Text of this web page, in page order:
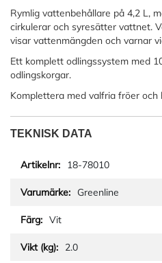
Rymlig vattenbehållare på 4,2 L,
cirkulerar och syresätter vattnet.
visar vattenmängden och varnar
Ett komplett odlingssystem med
odlingskorgar.
Komplettera med valfria fröer och
TEKNISK DATA
18-78010
Greenline
Vit
2.0